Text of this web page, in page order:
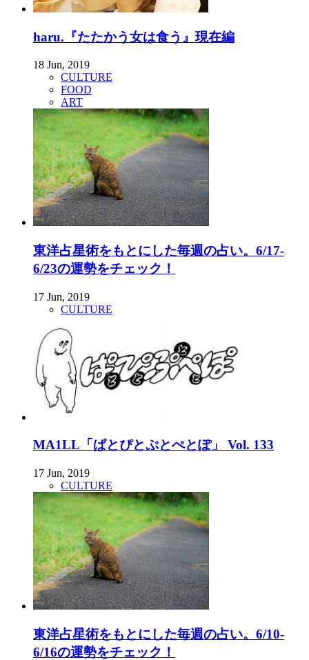
haru.『たたかう女は食う』現在編
18 Jun, 2019
CULTURE
FOOD
ART
東洋占星術をもとにした毎週の占い。6/17-
6/23の運勢をチェック！
17 Jun, 2019
CULTURE
MA1LL「ぱとぴとぷとぺとぽ」 Vol. 133
17 Jun, 2019
CULTURE
東洋占星術をもとにした毎週の占い。6/10-
6/16の運勢をチェック！